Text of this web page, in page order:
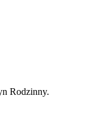
Rodzinny.